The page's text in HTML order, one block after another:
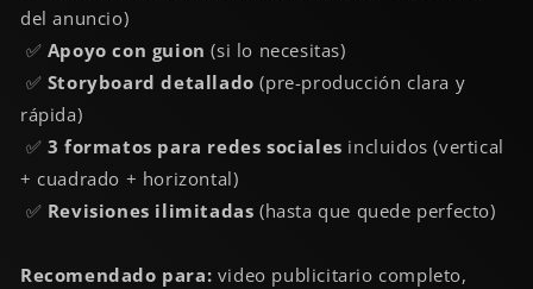
del anuncio)
✅ Apoyo con guion (si lo necesitas)
✅ Storyboard detallado (pre-producción clara y
rápida)
✅ 3 formatos para redes sociales incluidos (vertical
+ cuadrado + horizontal)
✅ Revisiones ilimitadas (hasta que quede perfecto)
Recomendado para: video publicitario completo,